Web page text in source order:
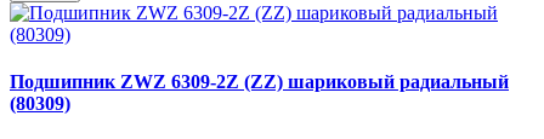
Подшипник ZWZ 6309-2Z (ZZ) шариковый радиальный
(80309)